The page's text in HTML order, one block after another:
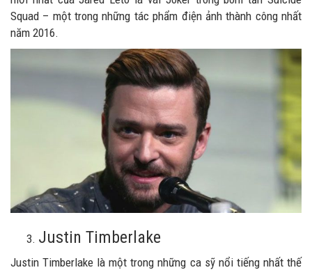
Squad – một trong những tác phẩm điện ảnh thành công nhất
năm 2016.
Justin Timberlake
Justin Timberlake là một trong những ca sỹ nổi tiếng nhất thế